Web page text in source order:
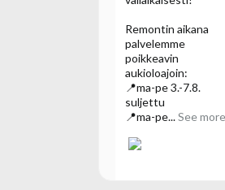
Remontin aikana
palvelemme
poikkeavin
aukioloajoin:
📍ma-pe 3.-7.8.
suljettu
📍ma-pe... See more